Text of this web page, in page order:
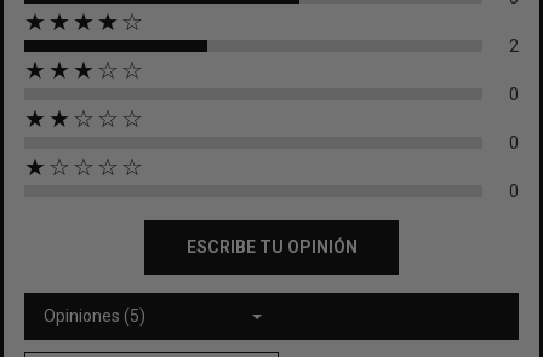
★★★★☆
2
★★★☆☆
0
★★☆☆☆
0
★☆☆☆☆
0
ESCRIBE TU OPINIÓN
Opiniones (5)